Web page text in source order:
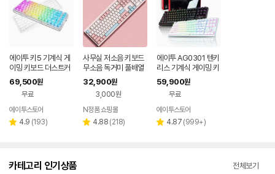
에이투 키5 기계식 게
이밍 키보드 더스트커
버 KEY5 RGB 백축
텐키리스 가스켓 매크
69,500원
무료
에이투스토어
별 4.9 리
(193)
사무실 저소음 키보드
무소음 독거미 풀배열
조용한 컴퓨터 자판기
핑크 유선 사무용 키보
32,900원
3,000원
페이
N정품 쇼핑몰
별 4.88 리
(218)
에이투 AG0301 텐키
리스 기계식 게이밍 키
보드 적축, 갈축
59,900원
무료
에이투스토어
별 4.87 리
(999+)
카테고리 인기상품 전체보기